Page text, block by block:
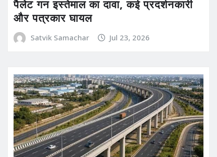
पैलेट गन इस्तेमाल का दावा, कई प्रदर्शनकारी
और पत्रकार घायल
Satvik Samachar Jul 23, 2026